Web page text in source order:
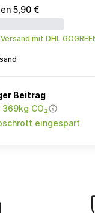
5,90 €
mit DHL
Beitrag
CO₂
eingespart